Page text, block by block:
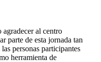
al centro
parte de esta jornada tan
personas participantes
herramienta de